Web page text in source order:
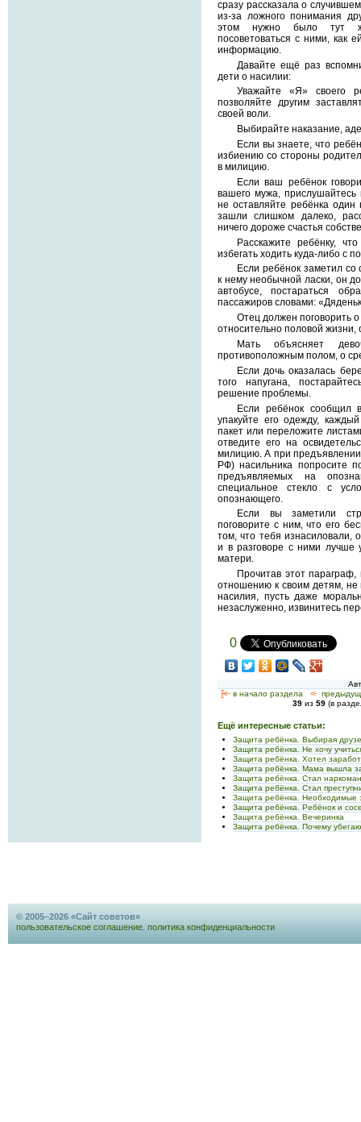
сразу рассказала о
из-за ложного понимания
этом нужно было тут
посоветоваться с ними, как
информацию.
Давайте ещё раз
дети о насилии:
Уважайте «Я» своего
позволяйте другим
своей воли.
Выбирайте наказание,
Если вы знаете, что
избиению со стороны
в милицию.
Если ваш ребёнок
вашего мужа, прислушайтесь
не оставляйте ребёнка
зашли слишком далеко,
ничего дороже счастья
Расскажите ребёнку,
избегать ходить куда-либо с
Если ребёнок заметил со
к нему необычной ласки, он
автобусе, постараться
пассажиров словами:
Отец должен поговорить
относительно половой жизни,
Мать объясняет
противоположным полом, о
Если дочь оказалась
того напугана,
решение проблемы.
Если ребёнок сообщил
упакуйте его одежду,
пакет или переложите
отведите его на
милицию. А при
РФ) насильника попросите
предъявляемых на
специальное стекло с
опознающего.
Если вы заметили
поговорите с ним, что его
том, что тебя изнасиловали,
и в разговоре с ними лучше
матери.
Прочитав этот
отношению к своим детям, не
насилия, пусть даже
незаслуженно, извинитесь
0
[<— в начало раздела <-
39из 59(в
Ещё интересные статьи:
Защита ребёнка. Выбирая
Защита ребёнка. Не хочу
Защита ребёнка. Хотел
Защита ребёнка. Мама вышла
Защита ребёнка. Стал
Защита ребёнка. Стал
Защита ребёнка. Необходимые
Защита ребёнка. Ребёнок и
Защита ребёнка. Вечеринка
Защита ребёнка. Почему
© 2005–2026 «Сайт советов»
пользовательское соглашение политика конфиденциальности